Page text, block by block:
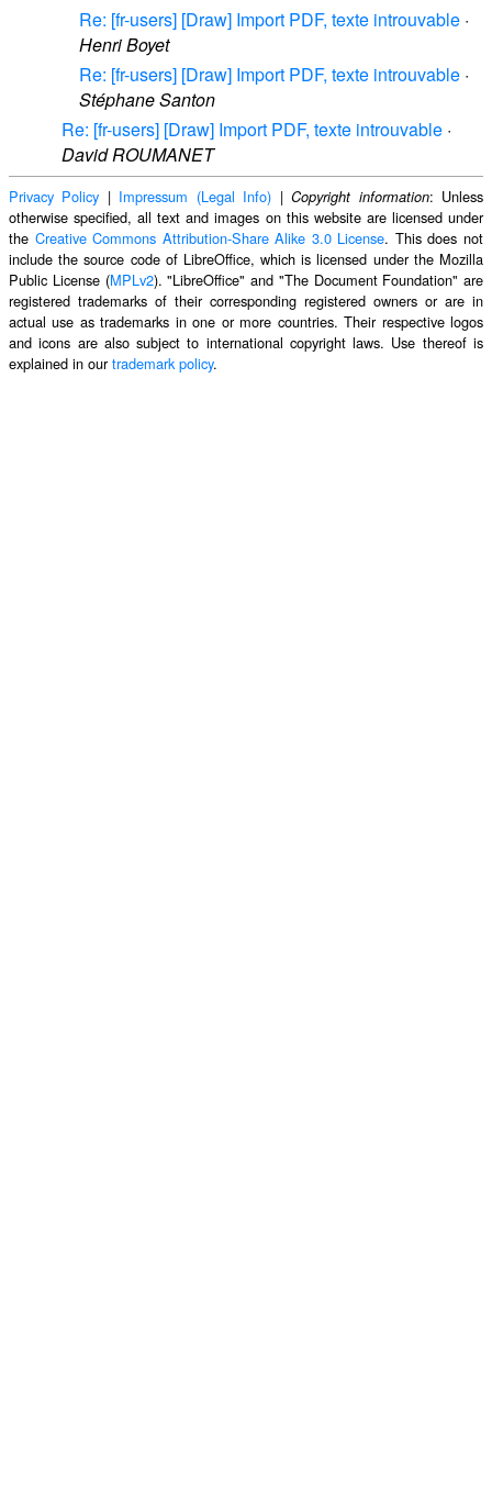
Re: [fr-users] [Draw] Import PDF, texte introuvable ·
Henri Boyet
Re: [fr-users] [Draw] Import PDF, texte introuvable ·
Stéphane Santon
Re: [fr-users] [Draw] Import PDF, texte introuvable ·
David ROUMANET
Privacy Policy | Impressum (Legal Info) |Copyright information: Unless
otherwise specified, all text and images on this website are licensed under
the Creative Commons Attribution-Share Alike 3.0 License. This does not
include the source code of LibreOffice, which is licensed under the Mozilla
Public License (MPLv2). "LibreOffice" and "The Document Foundation" are
registered trademarks of their corresponding registered owners or are in
actual use as trademarks in one or more countries. Their respective logos
and icons are also subject to international copyright laws. Use thereof is
explained in ourtrademark policy.